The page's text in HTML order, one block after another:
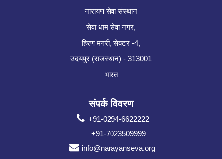
नारायण सेवा संस्थान
सेवा धाम सेवा नगर,
हिरण मगरी, सेक्टर -4,
उदयपुर (राजस्थान) - 313001
भारत
संपर्क विवरण
+91-0294-6622222
+91-7023509999
info@narayanseva.org